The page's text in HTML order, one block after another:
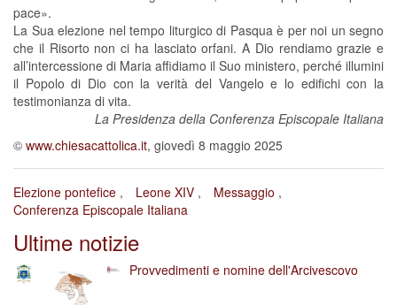
pace».
La Sua elezione nel tempo liturgico di Pasqua è per noi un segno
che il Risorto non ci ha lasciato orfani. A Dio rendiamo grazie e
all’intercessione di Maria affidiamo il Suo ministero, perché illumini
il Popolo di Dio con la verità del Vangelo e lo edifichi con la
testimonianza di vita.
La Presidenza della Conferenza Episcopale Italiana
© www.chiesacattolica.it, giovedì 8 maggio 2025
Elezione pontefice Leone XIV
Messaggio
Conferenza Episcopale Italiana
Ultime notizie
Provvedimenti e nomine dell'Arcivescovo